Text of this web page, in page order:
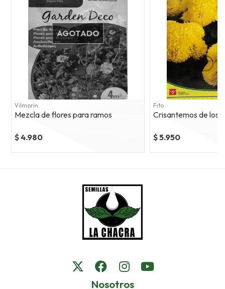
AGOTADO
Vilmorin
Mezcla de flores para ramos
$ 4.980
Fito
Crisantemos de los
$ 5.950
Nosotros